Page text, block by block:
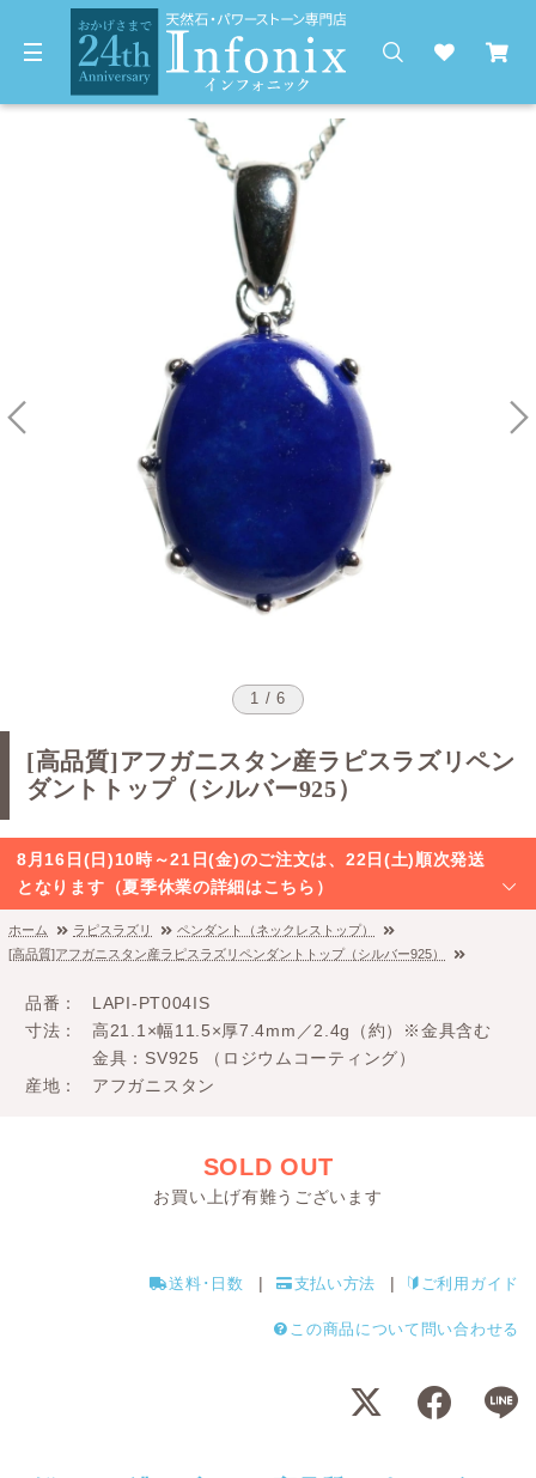
1 / 6
[高品質]アフガニスタン産ラピスラズリペン
ダントトップ（シルバー925）
8月16日(日)10時～21日(金)のご注文は、22日(土)順次発送
となります（夏季休業の詳細はこちら）
ホーム ラピスラズリ
ペンダント（ネックレストップ）
[高品質]アフガニスタン産ラピスラズリペンダントトップ（シルバー925）
品番
LAPI-PT004IS
寸法
高21.1×幅11.5×厚7.4mm／2.4g（約）※金具含む
金具：SV925 （ロジウムコーティング）
産地
アフガニスタン
SOLD OUT
お買い上げ有難うございます
送料･日数 支払い方法 ご利用ガイド
この商品について問い合わせる